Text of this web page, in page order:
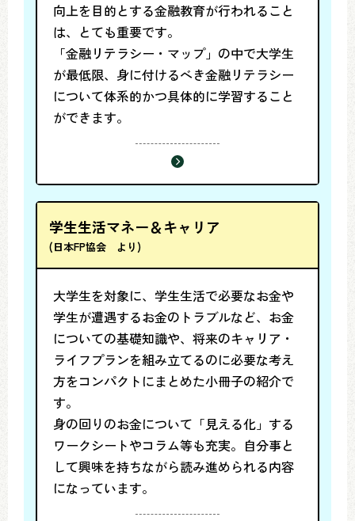
向上を目的とする金融教育が行われること
は、とても重要です。
「金融リテラシー・マップ」の中で大学生
が最低限、身に付けるべき金融リテラシー
について体系的かつ具体的に学習すること
ができます。
学生生活マネー＆キャリア
(日本FP協会 より)
大学生を対象に、学生生活で必要なお金や
学生が遭遇するお金のトラブルなど、お金
についての基礎知識や、将来のキャリア・
ライフプランを組み立てるのに必要な考え
方をコンパクトにまとめた小冊子の紹介で
す。
身の回りのお金について「見える化」する
ワークシートやコラム等も充実。自分事と
して興味を持ちながら読み進められる内容
になっています。